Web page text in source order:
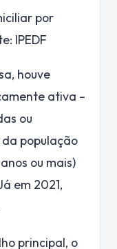
por
IPEDF
houve
ativa –
ou
da população
ou mais)
em 2021,
principal, o